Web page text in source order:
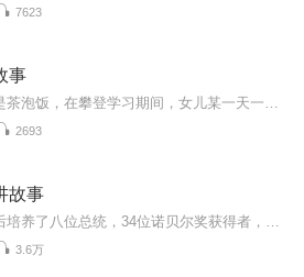
7623
事
2693
故事
3.6万